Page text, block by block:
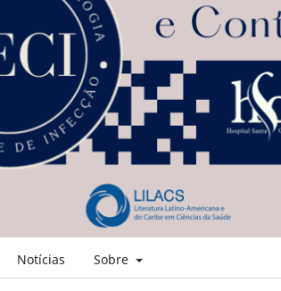
Notícias Sobre